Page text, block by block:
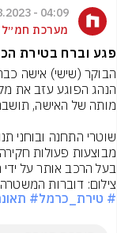
04:09 - 25.08.2023
מערכת חמ״ל
פגע וברח בטירת הכרמל: בת 48
בעל הרכב אותר על
צילום: דוברות המשטרה
# טירת_כרמל#